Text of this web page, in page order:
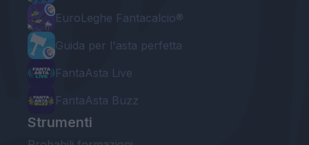
EuroLeghe Fantacalcio®
Guida per l'asta perfetta
FantaAsta Live
FantaAsta Buzz
Strumenti